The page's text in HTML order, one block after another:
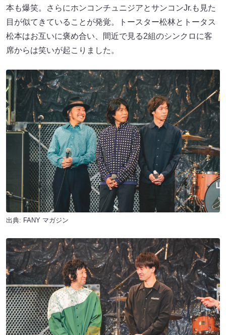
本も爆笑。さらにホンコンチュニジアとサンコンJr.も見た
目が似てきていることが発覚。トースター松林とトータス
松本はお互いに褒め合い、間近で見る2組のシンクロに客
席からは笑いが起こりました。
出典: FANY マガジン